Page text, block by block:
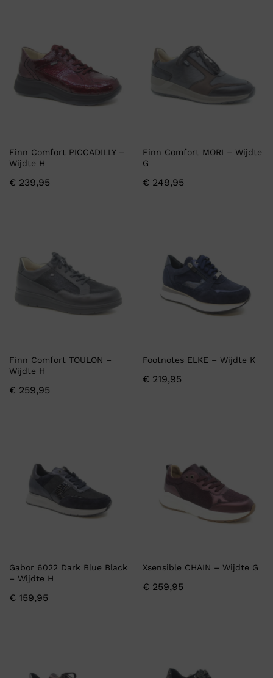
Finn Comfort PICCADILLY –
Wijdte H
€ 239,95
Finn Comfort MORI – Wijdte
G
€ 249,95
Finn Comfort TOULON –
Wijdte H
€ 259,95
Footnotes ELKE – Wijdte K
€ 219,95
Gabor 6022 Dark Blue Black
– Wijdte H
€ 159,95
Xsensible CHAIN – Wijdte G
€ 259,95